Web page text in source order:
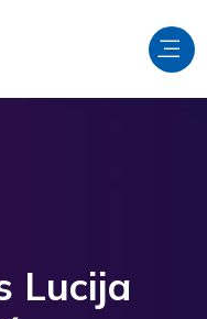
Lucija